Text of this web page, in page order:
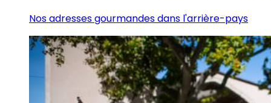
Nos adresses gourmandes dans l'arrière-pays